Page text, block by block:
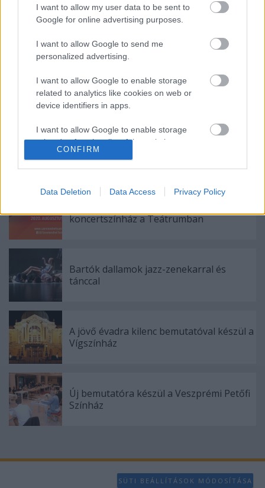
I want to allow my user data to be sent to
Google for online advertising purposes.
I want to allow Google to send me
personalized advertising.
I want to allow Google to enable storage
related to analytics like cookies on web or
device identifiers in apps.
I want to allow Google to enable storage
related to functionality of the website or app.
I want to allow Google to enable storage
related to security, including authentication
functionality and fraud prevention, and other
user protection.
CONFIRM
Data Deletion Data Access Privacy Policy
2005. április 5. és 8. között
Ajánlott bejegyzések:
Meghalt Böröndi Tamás
koncertszínház a Teátrumban
Bartók dallamok jazz-zenekarral és
tánccal
A jövő évadra kilenc bemutatóval készül a
Vígszínház
Új bemutatóra készül a Veszprémi Petőfi
Színház
SÜTI BEÁLLÍTÁSOK MÓDOSÍTÁSA